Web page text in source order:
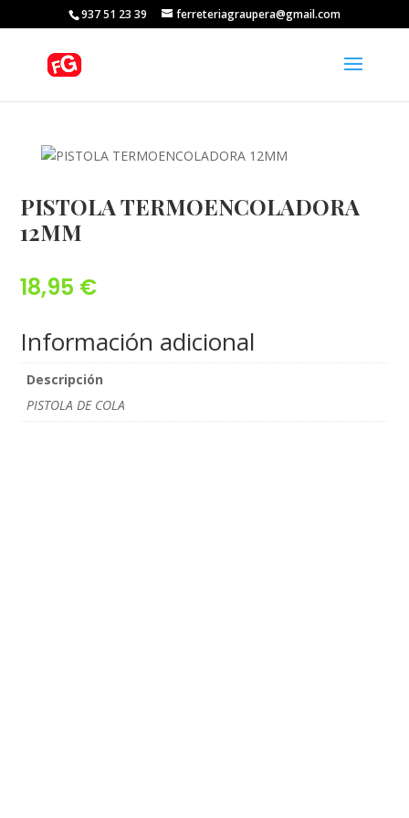
937 51 23 39 ferreteriagraupera@gmail.com
PISTOLA TERMOENCOLADORA
12MM
18,95 €
Información adicional
Descripción
PISTOLA DE COLA